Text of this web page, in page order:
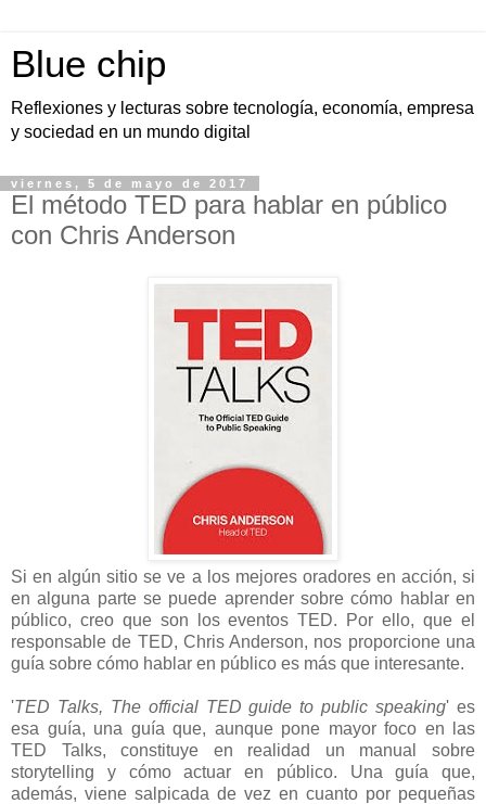
Blue chip
Reflexiones y lecturas sobre tecnología, economía, empresa
y sociedad en un mundo digital
viernes, 5 de mayo de 2017
El método TED para hablar en público
con Chris Anderson
Si en algún sitio se ve a los mejores oradores en acción, si
en alguna parte se puede aprender sobre cómo hablar en
público, creo que son los eventos TED. Por ello, que el
responsable de TED, Chris Anderson, nos proporcione una
guía sobre cómo hablar en público es más que interesante.
'TED Talks, The official TED guide to public speaking' es
esa guía, una guía que, aunque pone mayor foco en las
TED Talks, constituye en realidad un manual sobre
storytelling y cómo actuar en público. Una guía que,
además, viene salpicada de vez en cuanto por pequeñas